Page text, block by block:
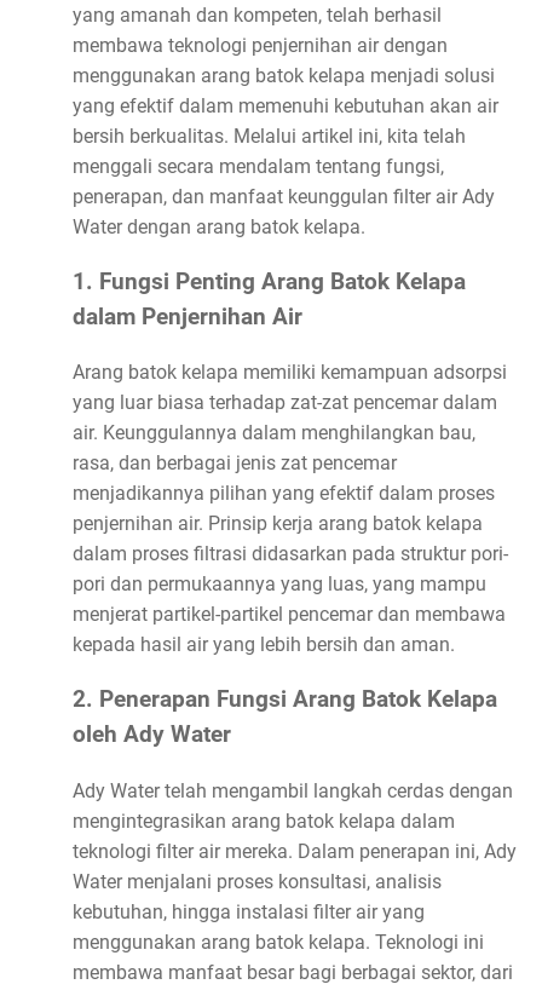
yang amanah dan kompeten, telah berhasil
membawa teknologi penjernihan air dengan
menggunakan arang batok kelapa menjadi solusi
yang efektif dalam memenuhi kebutuhan akan air
bersih berkualitas. Melalui artikel ini, kita telah
menggali secara mendalam tentang fungsi,
penerapan, dan manfaat keunggulan filter air Ady
Water dengan arang batok kelapa.
1. Fungsi Penting Arang Batok Kelapa
dalam Penjernihan Air
Arang batok kelapa memiliki kemampuan adsorpsi
yang luar biasa terhadap zat-zat pencemar dalam
air. Keunggulannya dalam menghilangkan bau,
rasa, dan berbagai jenis zat pencemar
menjadikannya pilihan yang efektif dalam proses
penjernihan air. Prinsip kerja arang batok kelapa
dalam proses filtrasi didasarkan pada struktur pori-
pori dan permukaannya yang luas, yang mampu
menjerat partikel-partikel pencemar dan membawa
kepada hasil air yang lebih bersih dan aman.
2. Penerapan Fungsi Arang Batok Kelapa
oleh Ady Water
Ady Water telah mengambil langkah cerdas dengan
mengintegrasikan arang batok kelapa dalam
teknologi filter air mereka. Dalam penerapan ini, Ady
Water menjalani proses konsultasi, analisis
kebutuhan, hingga instalasi filter air yang
menggunakan arang batok kelapa. Teknologi ini
membawa manfaat besar bagi berbagai sektor, dari